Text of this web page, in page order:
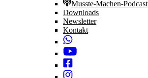
Musste-Machen-Podcast
Downloads
Newsletter
Kontakt